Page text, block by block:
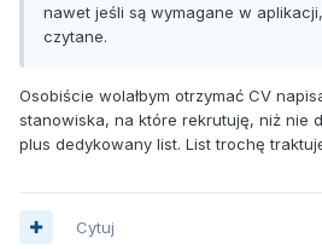
nawet jeśli są wymagane w
czytane.
Osobiście wolałbym otrzymać CV
stanowiska, na które rekrutuję, niż nie
plus dedykowany list. List trochę
Cytuj